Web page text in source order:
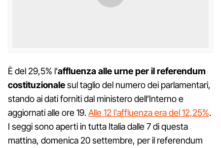
È del 29,5% l’affluenza alle urne per il referendum
costituzionalesul taglio del numero dei parlamentari,
stando ai dati forniti dal ministero dell’Interno e
aggiornati alle ore 19.Alle 12 l'affluenza era del 12,25%.
I seggi sono aperti in tutta Italia dalle 7 di questa
mattina, domenica 20 settembre, per il referendum